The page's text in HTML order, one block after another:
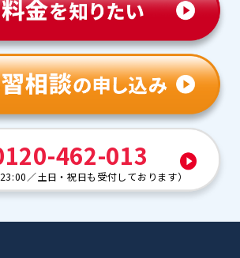
462-013
／土日・祝日も受付しております）